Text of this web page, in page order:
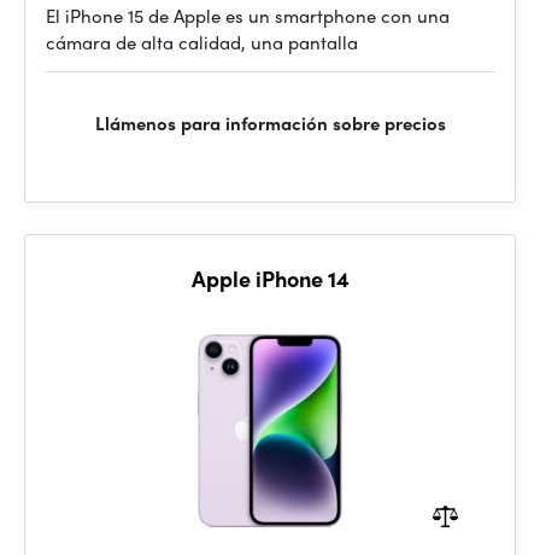
El iPhone 15 de Apple es un smartphone con una
cámara de alta calidad, una pantalla
Llámenos para información sobre precios
Apple iPhone 14